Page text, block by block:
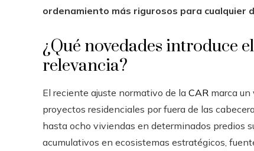
ordenamiento más rigurosos para cualquier
¿Qué novedades introduce
relevancia?
El reciente ajuste normativo de la CAR marca
proyectos residenciales por fuera de las
hasta ocho viviendas en determinados predios
acumulativos en ecosistemas estratégicos,